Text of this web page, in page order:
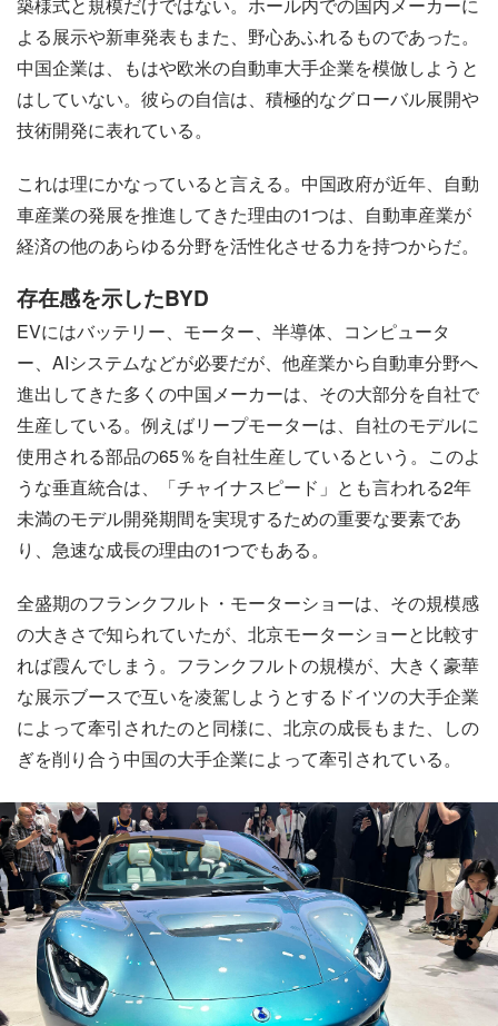
よる展示や新車発表もまた、野心あふれるものであった。
中国企業は、もはや欧米の自動車大手企業を模倣しようと
はしていない。彼らの自信は、積極的なグローバル展開や
技術開発に表れている。
これは理にかなっていると言える。中国政府が近年、自動
車産業の発展を推進してきた理由の1つは、自動車産業が
経済の他のあらゆる分野を活性化させる力を持つからだ。
存在感を示したBYD
EVにはバッテリー、モーター、半導体、コンピュータ
ー、AIシステムなどが必要だが、他産業から自動車分野へ
進出してきた多くの中国メーカーは、その大部分を自社で
生産している。例えばリープモーターは、自社のモデルに
使用される部品の65％を自社生産しているという。このよ
うな垂直統合は、「チャイナスピード」とも言われる2年
未満のモデル開発期間を実現するための重要な要素であ
り、急速な成長の理由の1つでもある。
全盛期のフランクフルト・モーターショーは、その規模感
の大きさで知られていたが、北京モーターショーと比較す
れば霞んでしまう。フランクフルトの規模が、大きく豪華
な展示ブースで互いを凌駕しようとするドイツの大手企業
によって牽引されたのと同様に、北京の成長もまた、しの
ぎを削り合う中国の大手企業によって牽引されている。